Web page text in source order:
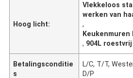
Hoog licht:
Vlekkeloos
werken van
,
, 904L
Betalingsconditie
s
L/C, T/T,
D/P